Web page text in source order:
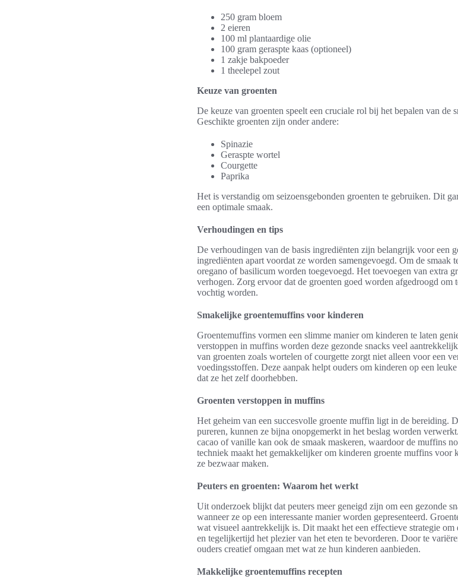
250 gram bloem
2 eieren
100 ml plantaardige olie
100 gram geraspte kaas (optioneel)
1 zakje bakpoeder
1 theelepel zout
Keuze van groenten
De keuze van groenten speelt een cruciale rol bij het bepalen van de
Geschikte groenten zijn onder andere:
Spinazie
Geraspte wortel
Courgette
Paprika
Het is verstandig om seizoensgebonden groenten te gebruiken. Dit
een optimale smaak.
Verhoudingen en tips
De verhoudingen van de basis ingrediënten zijn belangrijk voor een
ingrediënten apart voordat ze worden samengevoegd. Om de smaak
oregano of basilicum worden toegevoegd. Het toevoegen van extra
verhogen. Zorg ervoor dat de groenten goed worden afgedroogd om
vochtig worden.
Smakelijke groentemuffins voor kinderen
Groentemuffins vormen een slimme manier om kinderen te laten
verstoppen in muffins worden deze gezonde snacks veel
van groenten zoals wortelen of courgette zorgt niet alleen voor een
voedingsstoffen. Deze aanpak helpt ouders om kinderen op een
dat ze het zelf doorhebben.
Groenten verstoppen in muffins
Het geheim van een succesvolle groente muffin ligt in de bereiding.
pureren, kunnen ze bijna onopgemerkt in het beslag worden
cacao of vanille kan ook de smaak maskeren, waardoor de muffins
techniek maakt het gemakkelijker om kinderen groente muffins voor
ze bezwaar maken.
Peuters en groenten: Waarom het werkt
Uit onderzoek blijkt dat peuters meer geneigd zijn om een gezonde
wanneer ze op een interessante manier worden gepresenteerd.
wat visueel aantrekkelijk is. Dit maakt het een effectieve strategie om
en tegelijkertijd het plezier van het eten te bevorderen. Door te
ouders creatief omgaan met wat ze hun kinderen aanbieden.
Makkelijke groentemuffins recepten